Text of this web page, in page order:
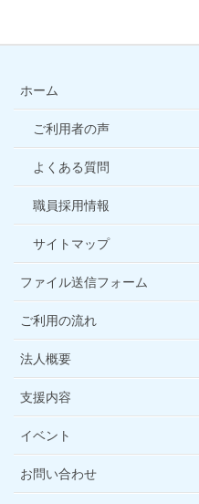
ホーム
ご利用者の声
よくある質問
職員採用情報
サイトマップ
ファイル送信フォーム
ご利用の流れ
法人概要
支援内容
イベント
お問い合わせ